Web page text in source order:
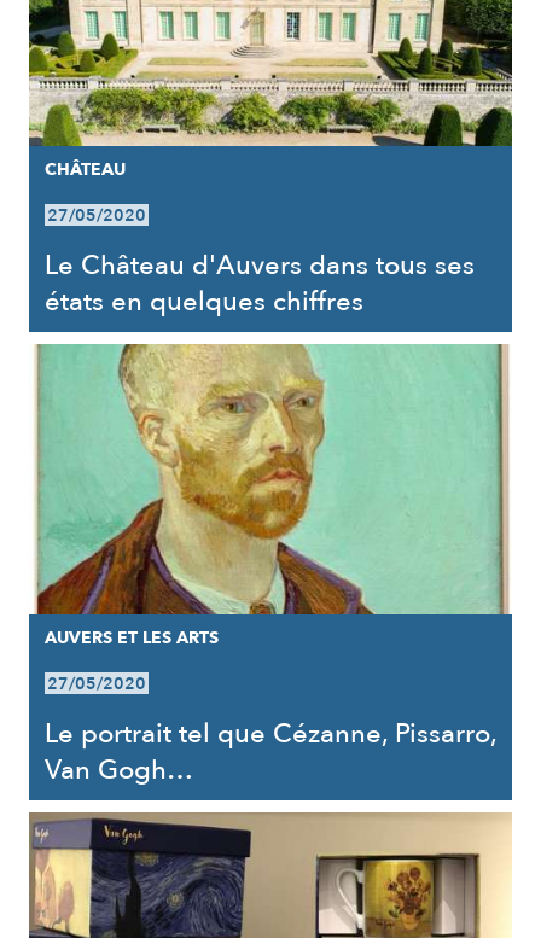
CHÂTEAU
27/05/2020
Le Château d'Auvers dans tous ses
états en quelques chiffres
AUVERS ET LES ARTS
27/05/2020
Le portrait tel que Cézanne, Pissarro,
Van Gogh…